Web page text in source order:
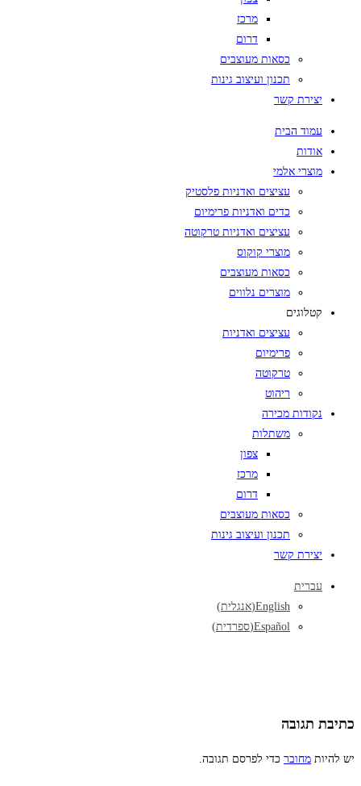
מרכז
דרום
כסאות מעוצבים
תכנון ועיצוב גינות
יצירת קשר
עמוד הבית
אודות
מוצרי אלמי
עציצים ואדניות פלסטיק
כדים ואדניות פרימיום
עציצים ואדניות טרקוטה
מוצרי קוקוס
כסאות מעוצבים
מוצרים נלווים
קטלוגים
עציצים ואדניות
פרימיום
טרקוטה
ריהוט
נקודות מכירה
משתלות
צפון
מרכז
דרום
כסאות מעוצבים
תכנון ועיצוב גינות
יצירת קשר
עברית
English
(אנגלית)
Español
(ספרדית)
כתיבת תגובה
יש להיות מחובר כדי לפרסם תגובה.